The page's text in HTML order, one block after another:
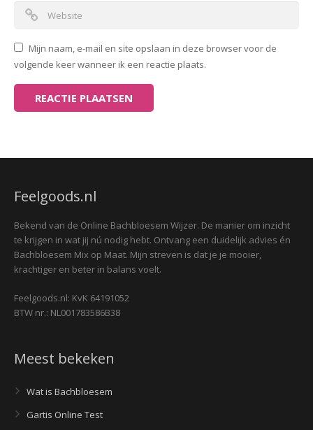
Mijn naam, e-mail en site opslaan in deze browser voor de
volgende keer wanneer ik een reactie plaats.
Feelgoods.nl
Bekend van de Online Bachbloesem Wijzer. De manier om inzicht
te krijgen in wat jij nú nodig hebt. Ontvang een duidelijk advies én
Bachbloesem Mix op Maat. Mijn streven is dat je je mooier,
krachtiger en beter in balans voelt.
Feelgoods.nl: KvK 64191052
BTW nr.: NL001783586B38
Meest bekeken
Wat is Bachbloesem
Gartis Online Test